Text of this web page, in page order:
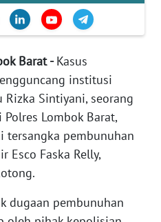
Barat -Kasus
institusi
Sintiyani, seorang
Lombok Barat,
tersangka pembunuhan
Esco Faska Relly,
dugaan pembunuhan